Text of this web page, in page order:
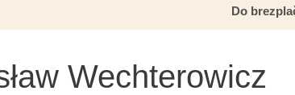
Do
Wechterowicz